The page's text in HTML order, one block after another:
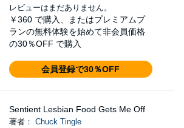
レビューはまだありません。
￥360 で購入、またはプレミアムプ
ランの無料体験を始めて非会員価格
の30％OFF で購入
会員登録で30％OFF
Sentient Lesbian Food Gets Me Off
著者： Chuck Tingle